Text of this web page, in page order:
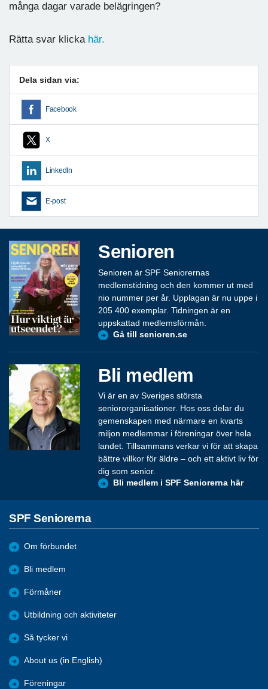
många dagar varade belägringen?
Rätta svar klicka här.
Dela sidan via:
Facebook
X
LinkedIn
E-post
Senioren
Senioren är SPF Seniorernas
medlemstidning och den kommer ut med
nio nummer per år. Upplagan är nu uppe i
205 400 exemplar. Tidningen är en
uppskattad medlemsförmån.
Gå till senioren.se
Bli medlem
Vi är en av Sveriges största
seniororganisationer. Hos oss delar du
gemenskapen med närmare en kvarts
miljon medlemmar i föreningar över hela
landet. Tillsammans verkar vi för att skapa
bättre villkor för äldre – och ett aktivt liv för
dig som senior.
Bli medlem i SPF Seniorerna här
SPF Seniorerna
Om förbundet
Bli medlem
Förmåner
Utbildning och aktiviteter
Så tycker vi
About us (in English)
Föreningar